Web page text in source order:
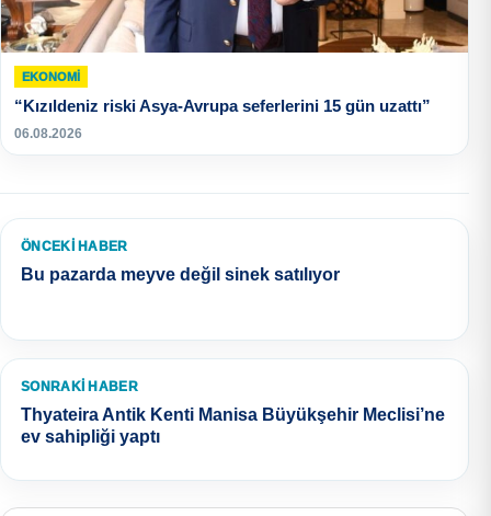
EKONOMI
“Kızıldeniz riski Asya-Avrupa seferlerini 15 gün uzattı”
06.08.2026
ÖNCEKI HABER
Bu pazarda meyve değil sinek satılıyor
SONRAKI HABER
Thyateira Antik Kenti Manisa Büyükşehir Meclisi’ne
ev sahipliği yaptı